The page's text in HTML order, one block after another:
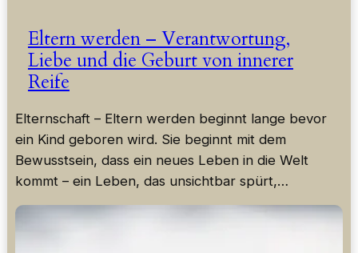
Eltern werden – Verantwortung,
Liebe und die Geburt von innerer
Reife
Elternschaft – Eltern werden beginnt lange bevor
ein Kind geboren wird. Sie beginnt mit dem
Bewusstsein, dass ein neues Leben in die Welt
kommt – ein Leben, das unsichtbar spürt,…